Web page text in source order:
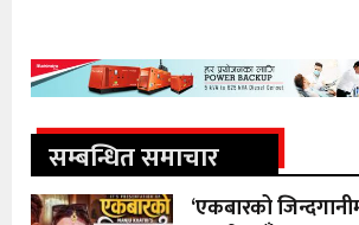
सम्बन्धित समाचार
‘एकबारको